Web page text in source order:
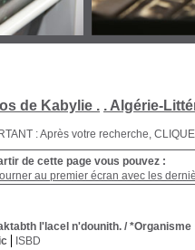
de Kabylie . . Algérie-
: Après votre recherche,
de cette page vous pouvez :
au premier écran avec les
l'lacel n'dounith. / *Organisme
ISBD